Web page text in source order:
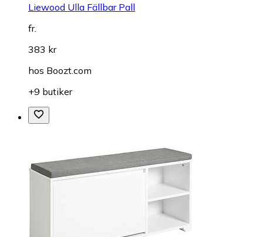
Liewood Ulla Fällbar Pall
fr.
383 kr
hos Boozt.com
+9 butiker